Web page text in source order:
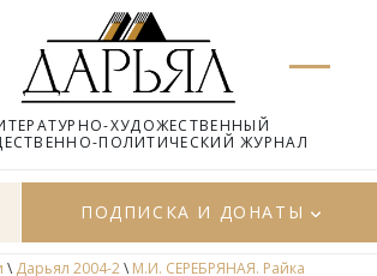
ХУДОЖЕСТВЕННЫЙ
ПОЛИТИЧЕСКИЙ ЖУРНАЛ
ПОДПИСКА И ДОНАТЫ
\ Дарьял 2004-2\ М.И. СЕРЕБРЯНАЯ. Райка